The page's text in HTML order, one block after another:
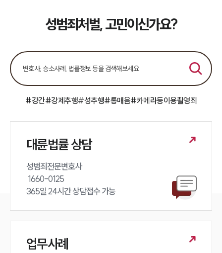
성범죄처벌, 고민이신가요?
#강간#강제추행#성추행#통매음#카메라등이용촬영죄
대륜법률 상담
성범죄전문변호사
365일 24시간 상담접수 가능
업무사례